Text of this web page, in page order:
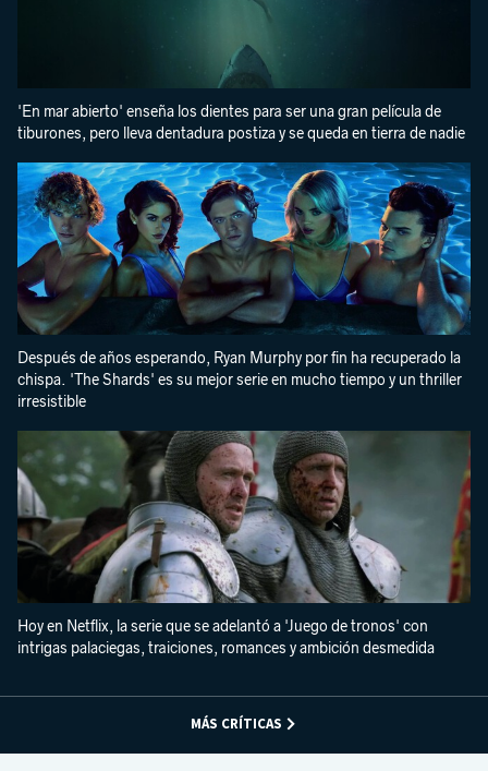
'En mar abierto' enseña los dientes para ser una gran película de
tiburones, pero lleva dentadura postiza y se queda en tierra de nadie
Después de años esperando, Ryan Murphy por fin ha recuperado la
chispa. 'The Shards' es su mejor serie en mucho tiempo y un thriller
irresistible
Hoy en Netflix, la serie que se adelantó a 'Juego de tronos' con
intrigas palaciegas, traiciones, romances y ambición desmedida
MÁS CRÍTICAS